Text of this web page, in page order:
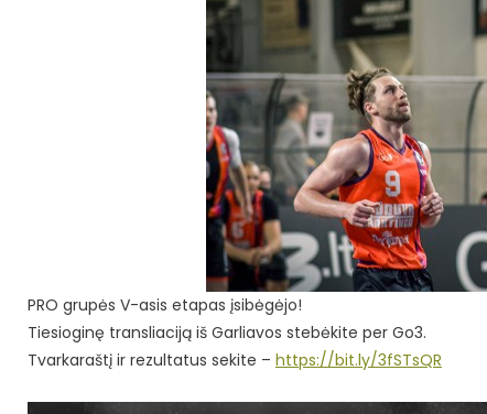
PRO grupės V-asis etapas įsibėgėjo!
Tiesioginę transliaciją iš Garliavos stebėkite per Go3.
Tvarkaraštį ir rezultatus sekite – https://bit.ly/3fSTsQR